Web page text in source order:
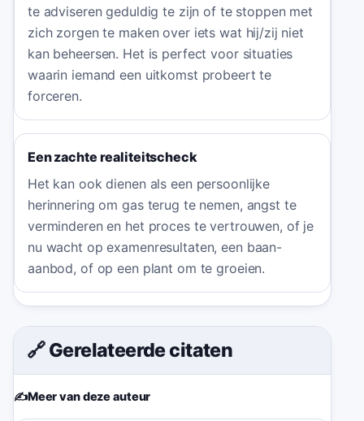
te adviseren geduldig te zijn of te stoppen met
zich zorgen te maken over iets wat hij/zij niet
kan beheersen. Het is perfect voor situaties
waarin iemand een uitkomst probeert te
forceren.
Een zachte realiteitscheck
Het kan ook dienen als een persoonlijke
herinnering om gas terug te nemen, angst te
verminderen en het proces te vertrouwen, of je
nu wacht op examenresultaten, een baan-
aanbod, of op een plant om te groeien.
🔗 Gerelateerde citaten
✍️Meer van deze auteur